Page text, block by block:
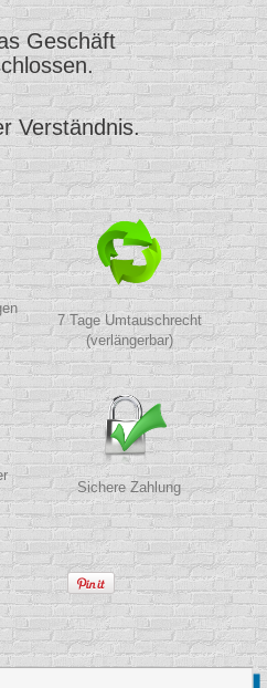
Geschäft
Verständnis.
7 Tage Umtauschrecht
(verlängerbar)
Sichere Zahlung